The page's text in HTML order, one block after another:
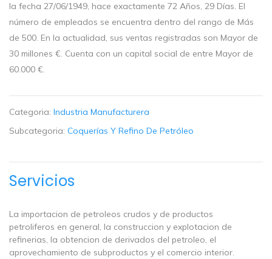
la fecha 27/06/1949, hace exactamente 72 Años, 29 Días. El
número de empleados se encuentra dentro del rango de Más
de 500. En la actualidad, sus ventas registradas son Mayor de
30 millones €. Cuenta con un capital social de entre Mayor de
60.000 €.
Categoria: Industria Manufacturera
Subcategoria: Coquerías Y Refino De Petróleo
Servicios
La importacion de petroleos crudos y de productos
petroliferos en general, la construccion y explotacion de
refinerias, la obtencion de derivados del petroleo, el
aprovechamiento de subproductos y el comercio interior.